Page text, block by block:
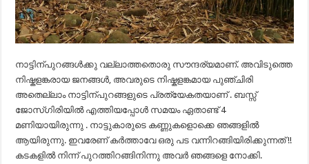
നാട്ടിന്പുറങ്ങൾക്കു വല്ലാത്തതൊരു സൗന്ദര്യമാണ്. അവിടുത്തെ
നിഷ്കളങ്കരായ ജനങ്ങൾ, അവരുടെ നിഷ്കളങ്കമായ പുഞ്ചിരി
അതെല്ലാം നാട്ടിന്പുറങ്ങളുടെ പ്രത്യേകതയാണ് . ബസ്സ്
ജോസ്‌ഗിരിയിൽ എത്തിയപ്പോൾ സമയം ഏതാണ്ട് 4
മണിയായിരുന്നു . നാട്ടുകാരുടെ കണ്ണുകളൊക്കെ ഞങ്ങളിൽ
ആയിരുന്നു. ഇവരേണ് കർത്താവേ ഒരു പട വന്നിറങ്ങിയിരിക്കുന്നത് !!
കടകളിൽ നിന്ന് പുറത്തിറങ്ങിനിന്നു അവർ ഞങ്ങളെ നോക്കി.